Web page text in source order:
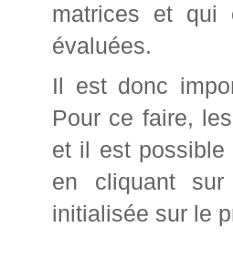
matrices et qui
évaluées.
Il est donc
Pour ce faire,
et il est possible
en cliquant
initialisée sur le